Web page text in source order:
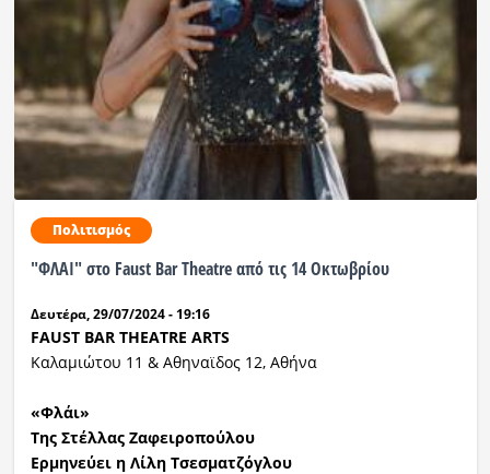
Πολιτισμός
"ΦΛΑΙ" στο Faust Bar Theatre από τις 14 Οκτωβρίου
Δευτέρα, 29/07/2024 - 19:16
FAUST BAR THEATRE ARTS
Καλαμιώτου 11 & Αθηναϊδος 12, Αθήνα
«Φλάι»
Της Στέλλας Ζαφειροπούλου
Ερμηνεύει η Λίλη Τσεσματζόγλου